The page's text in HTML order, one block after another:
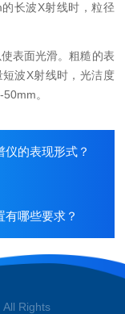
长波X射线时，粒径
表面光滑。粗糙的表
波X射线时，光洁度
。
的表现形式？
有哪些要求？
Rights